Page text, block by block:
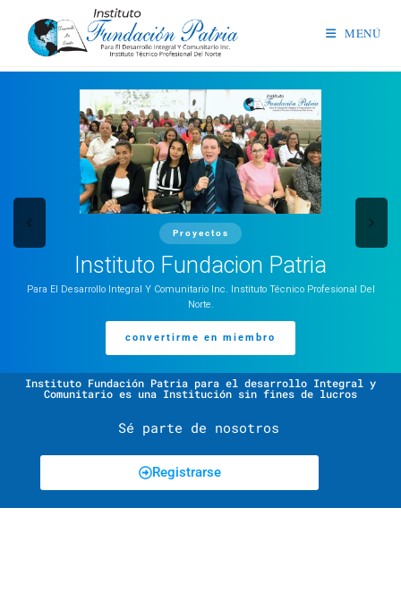
MENÚ
Proyectos
Instituto Fundacion Patria
Para El Desarrollo Integral Y Comunitario Inc. Instituto Técnico Profesional Del
Norte.
convertirme en miembro
Instituto Fundación Patria para el desarrollo Integral y
Comunitario es una Institución sin fines de lucros
Sé parte de nosotros
Registrarse